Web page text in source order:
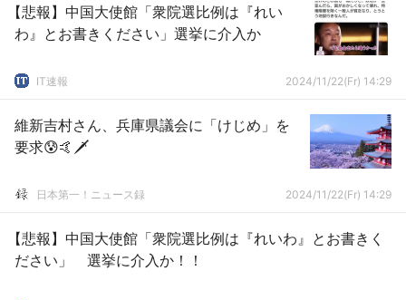
【悲報】中国大使館「衆院選比例は『れい
わ』とお書きください」選挙に介入か
IT速報 2024/11/22(Fr) 14:29
維新吉村さん、兵庫県議会に「けじめ」を
要求😰🤙🗡
日本第一！ニュース録 2024/11/22(Fr) 14:29
【悲報】中国大使館「衆院選比例は『れいわ』とお書きく
ださい」 選挙に介入か！！